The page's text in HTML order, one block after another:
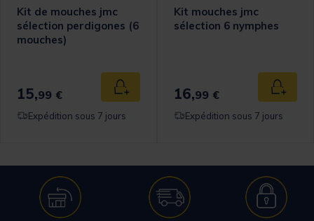
panier
Kit de mouches jmc
sélection perdigones (6
mouches)
15,99 € Ajouter au panier
Expédition sous 7 jours
Kit mouches jmc
sélection 6 nymphes
16,99 €
Expédition sous 7 jours